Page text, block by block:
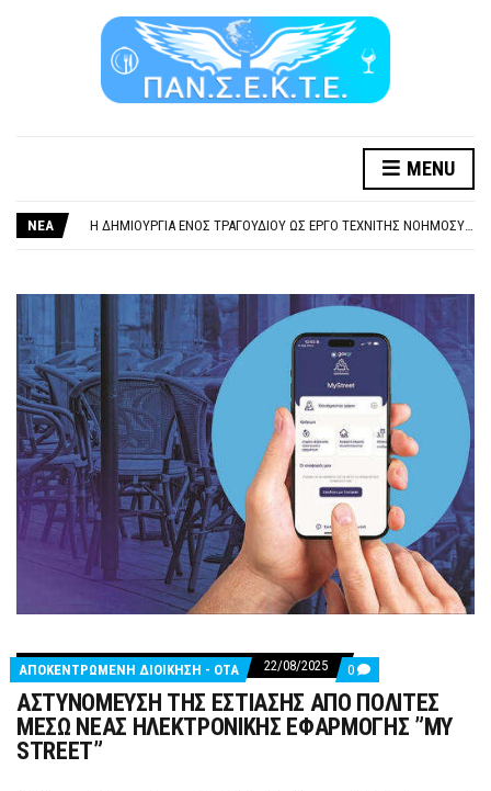
MENU
ΝΕΑ
Η ΔΗΜΙΟΥΡΓΙΑ ΕΝΟΣ ΤΡΑΓΟΥΔΙΟΥ ΩΣ ΕΡΓΟ ΤΕΧΝΙΤΗΣ ΝΟΗΜΟΣΥΝΗΣ ΚΑΤΑ 100/100 ΔΕΝ ΥΠΟΚΕΙΤΑΙ ΣΕ ΠΝΕΥΜΑΤΙΚΑ/ΣΥΓΓΕΝΙΚΑ ΔΙΚΑΙΩΜΑΤΑ. ΠΑΡΑΠΛΑΝΗΤΙΚΕΣ ΚΑΙ ΨΕΥΔΕΙΣ ΟΙ ΤΟΠΟΘΕΤΗΣΕΙΣ ΤΟΥ GEA.
ΞΕΧΕΙΛΙΖΕΙ Η ΟΡΓΗ ΚΑΙ Η ΑΓΑΝΑΚΤΗΣΗ ΑΠΟ ΧΙΛΙΑΔΕΣ ΣΥΝΑΔΕΛΦΟΥΣ
ΑΠΟΚΕΝΤΡΩΜΕΝΗ ΔΙΟΙΚΗΣΗ - ΟΤΑ 22/08/2025 0 COMMENTS
ON
ΑΣΤΥΝΟΜΕΥΣΗ
ΤΗΣ
ΕΣΤΙΑΣΗΣ
ΑΣΤΥΝΟΜΕΥΣΗ ΤΗΣ ΕΣΤΙΑΣΗΣ ΑΠΟ ΠΟΛΙΤΕΣ
ΜΕΣΩ ΝΕΑΣ ΗΛΕΚΤΡΟΝΙΚΗΣ ΕΦΑΡΜΟΓΗΣ ”MY
STREET”